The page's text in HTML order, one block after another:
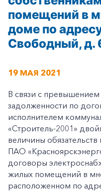
помещений в
доме по
Свободный,
19 МАЯ 2021
В связи с
задолженности по
исполнителем
«Строитель-2001»
величины обязательств
ПАО
договоры
жилых помещений в
расположенном по